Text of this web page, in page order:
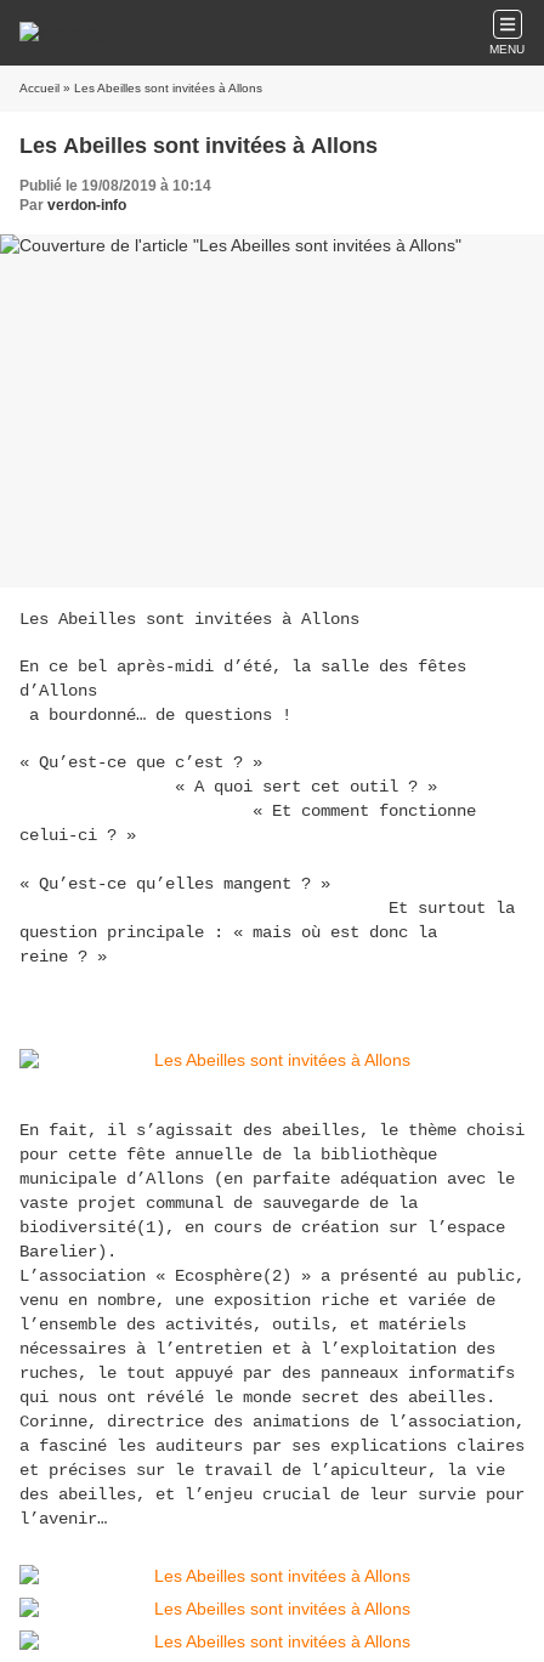
MENU
Accueil » Les Abeilles sont invitées à Allons
Les Abeilles sont invitées à Allons
Publié le 19/08/2019 à 10:14
Par verdon-info
Les Abeilles sont invitées à Allons
En ce bel après-midi d’été, la salle des fêtes
d’Allons
a bourdonné… de questions !
« Qu’est-ce que c’est ? »
« A quoi sert cet outil ? »
« Et comment fonctionne
celui-ci ? »
« Qu’est-ce qu’elles mangent ? »
Et surtout la
question principale : « mais où est donc la
reine ? »
En fait, il s’agissait des abeilles, le thème choisi
pour cette fête annuelle de la bibliothèque
municipale d’Allons (en parfaite adéquation avec le
vaste projet communal de sauvegarde de la
biodiversité(1), en cours de création sur l’espace
Barelier).
L’association « Ecosphère(2) » a présenté au public,
venu en nombre, une exposition riche et variée de
l’ensemble des activités, outils, et matériels
nécessaires à l’entretien et à l’exploitation des
ruches, le tout appuyé par des panneaux informatifs
qui nous ont révélé le monde secret des abeilles.
Corinne, directrice des animations de l’association,
a fasciné les auditeurs par ses explications claires
et précises sur le travail de l’apiculteur, la vie
des abeilles, et l’enjeu crucial de leur survie pour
l’avenir…